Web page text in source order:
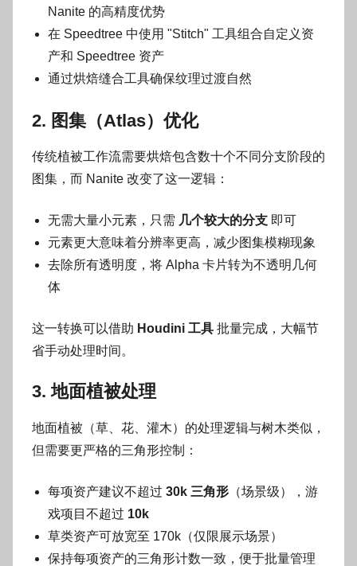
Nanite 的高精度优势
在 Speedtree 中使用 "Stitch" 工具组合自定义资
产和 Speedtree 资产
通过烘焙缝合工具确保纹理过渡自然
2. 图集（Atlas）优化
传统植被工作流需要烘焙包含数十个不同分支阶段的
图集，而 Nanite 改变了这一逻辑：
无需大量小元素，只需 几个较大的分支 即可
元素更大意味着分辨率更高，减少图集模糊现象
去除所有透明度，将 Alpha 卡片转为不透明几何
体
这一转换可以借助 Houdini 工具 批量完成，大幅节
省手动处理时间。
3. 地面植被处理
地面植被（草、花、灌木）的处理逻辑与树木类似，
但需要更严格的三角形控制：
每项资产建议不超过 30k 三角形 （场景级），游
戏项目不超过 10k
草类资产可放宽至 170k（仅限展示场景）
保持每项资产的三角形计数一致，便于批量管理